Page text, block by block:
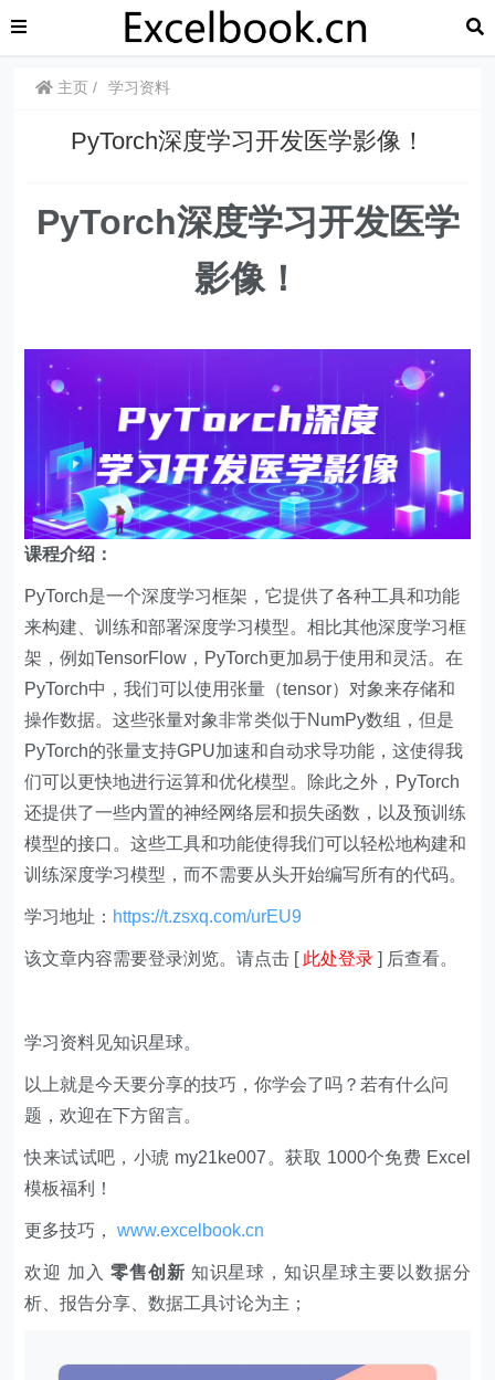
主页 学习资料
PyTorch深度学习开发医学影像！
PyTorch深度学习开发医学
影像！
课程介绍：
PyTorch是一个深度学习框架，它提供了各种工具和功能
来构建、训练和部署深度学习模型。相比其他深度学习框
架，例如TensorFlow，PyTorch更加易于使用和灵活。在
PyTorch中，我们可以使用张量（tensor）对象来存储和
操作数据。这些张量对象非常类似于NumPy数组，但是
PyTorch的张量支持GPU加速和自动求导功能，这使得我
们可以更快地进行运算和优化模型。除此之外，PyTorch
还提供了一些内置的神经网络层和损失函数，以及预训练
模型的接口。这些工具和功能使得我们可以轻松地构建和
训练深度学习模型，而不需要从头开始编写所有的代码。
学习地址： https://t.zsxq.com/urEU9
该文章内容需要登录浏览。请点击 [ 此处登录 ] 后查看。
学习资料见知识星球。
以上就是今天要分享的技巧，你学会了吗？若有什么问
题，欢迎在下方留言。
快来试试吧，小琥 my21ke007。获取 1000个免费 Excel
模板福利​​​​！
更多技巧，www.excelbook.cn
欢迎 加入 零售创新 知识星球，知识星球主要以数据分
析、报告分享、数据工具讨论为主；